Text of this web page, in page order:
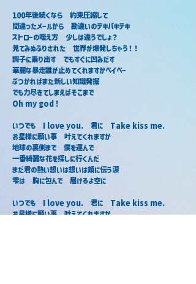
100年後続くなら　約束圧縮して
間違ったメールから　勘違いのテキパキテキ
ストローの咥え方　少しは違うでしょ？
見てみぬふりされた　世界が爆発しちゃう！！
調子に乗り出す　でもすぐに凹みだす
華麗な暴走誰が止めてくれますかベイベー
ぶつかればまた新しい知識発掘
でも力尽きてしまえばそこまで
Oh my god !
いつでも　I love you.　君に　Take kiss me.
お星様に願い事　叶えてくれますか
地球の裏側まで　僕を運んで
一番綺麗な花を探しに行くんだ
まだ君の熱い想いは想いは頬に伝う涙
雫は　胸に包んで　届けるよ空に
いつでも　I love you.　君に　Take kiss me.
お星様に願い事　叶えてくれますか